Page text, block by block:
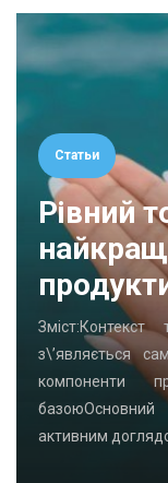
Статьи
Рівний
з\’являється
компоненти
базоюОсновний
активним